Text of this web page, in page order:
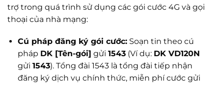
trợ trong quá trình sử dụng các gói cước 4G và gọi
thoại của nhà mạng:
Cú pháp đăng ký gói cước:Soạn tin theo cú
pháp DK [Tên-gói] gửi 1543(Ví dụ: DK VD120N
gửi 1543). Tổng đài 1543 là tổng đài tiếp nhận
đăng ký dịch vụ chính thức, miễn phí cước gửi